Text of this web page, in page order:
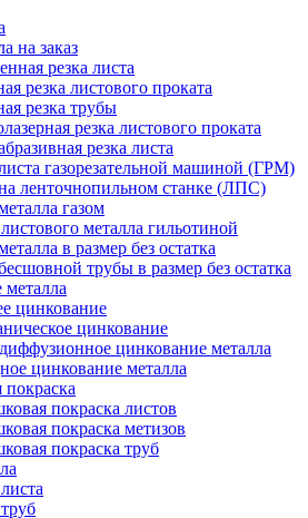
на заказ
резка листа
резка листового проката
резка трубы
резка листового проката
резка листа
газорезательной машиной (ГРМ)
ленточнопильном станке (ЛПС)
газом
металла гильотиной
в размер без остатка
трубы в размер без остатка
цинкование
цинкование
цинкование металла
цинкование металла
покраска листов
покраска метизов
покраска труб